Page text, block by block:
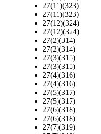
27(11)(323)
27(11)(323)
27(12)(324)
27(12)(324)
27(2)(314)
27(2)(314)
27(3)(315)
27(3)(315)
27(4)(316)
27(4)(316)
27(5)(317)
27(5)(317)
27(6)(318)
27(6)(318)
27(7)(319)